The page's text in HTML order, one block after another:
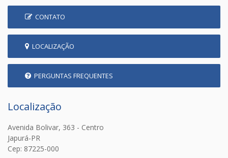
CONTATO
LOCALIZAÇÃO
PERGUNTAS FREQUENTES
Localização
Avenida Bolivar, 363 - Centro
Japurá-PR
Cep: 87225-000